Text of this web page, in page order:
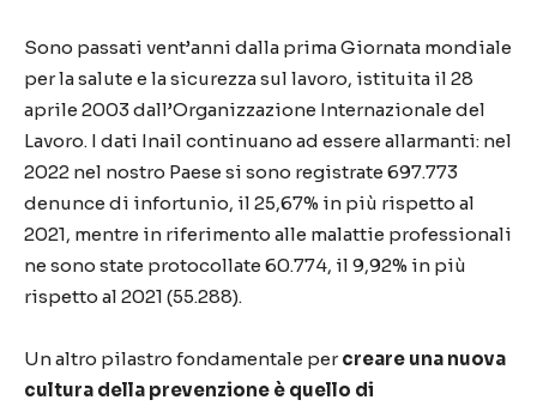
Sono passati vent’anni dalla prima Giornata mondiale
per la salute e la sicurezza sul lavoro, istituita il 28
aprile 2003 dall’Organizzazione Internazionale del
Lavoro. I dati Inail continuano ad essere allarmanti: nel
2022 nel nostro Paese si sono registrate 697.773
denunce di infortunio, il 25,67% in più rispetto al
2021, mentre in riferimento alle malattie professionali
ne sono state protocollate 60.774, il 9,92% in più
rispetto al 2021 (55.288).
Un altro pilastro fondamentale percreare una nuova
cultura della prevenzione è quello di